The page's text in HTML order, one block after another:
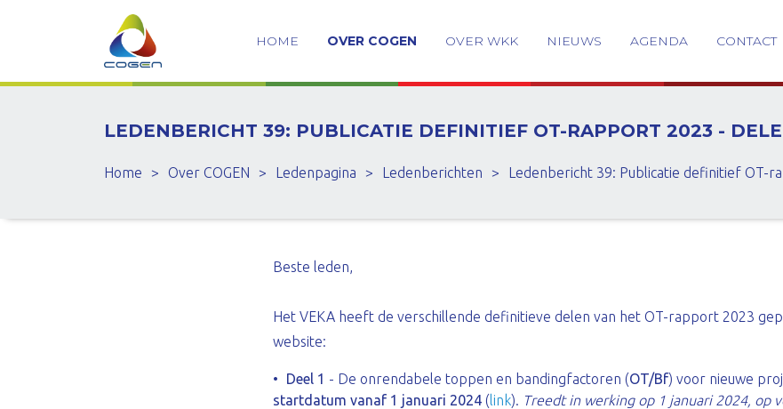
HOME OVER COGEN OVER WKK NIEUWS AGENDA CONTACT
LEDENBERICHT 39: PUBLICATIE DEFINITIEF OT-RAPPORT 2023 -
Home > Over COGEN > Ledenpagina > Ledenberichten > Ledenbericht 39: Publicatie definitief OT-
Beste leden,
Het VEKA heeft de verschillende definitieve delen van het OT-rapport 2023
website:
Deel 1 - De onrendabele toppen en bandingfactoren (OT/Bf) voor nieuwe
startdatum vanaf 1 januari 2024 (link). Treedt in werking op 1 januari 2024, op